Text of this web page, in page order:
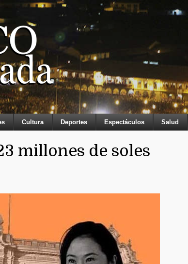
Cultura Deportes Espectáculos Salud
millones de soles